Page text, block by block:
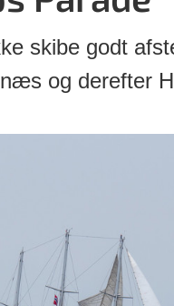
skibe godt
og derefter